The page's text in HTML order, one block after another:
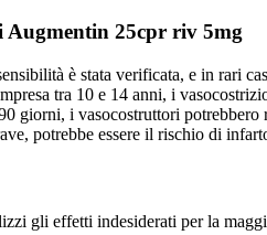
Augmentin 25cpr riv 5mg
è stata verificata, e in rari
tra 10 e 14 anni, i
giorni, i vasocostruttori
potrebbe essere il rischio di
gli effetti indesiderati per la